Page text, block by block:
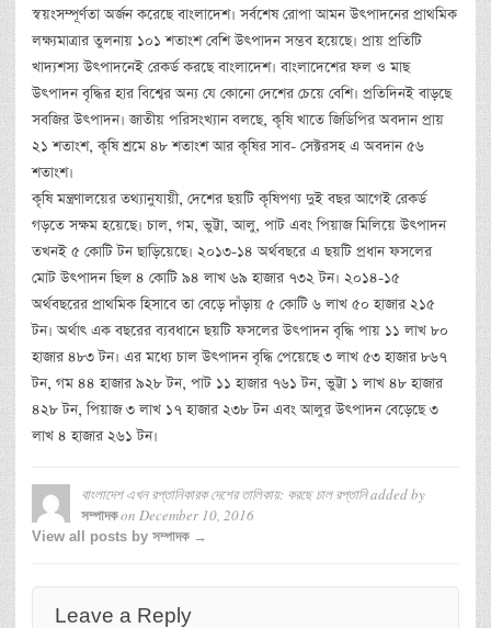
স্বয়ংসম্পূর্ণতা অর্জন করেছে বাংলাদেশ। সর্বশেষ রোপা আমন উৎপাদনের প্রাথমিক
লক্ষ্যমাত্রার তুলনায় ১০১ শতাংশ বেশি উৎপাদন সম্ভব হয়েছে। প্রায় প্রতিটি
খাদ্যশস্য উৎপাদনেই রেকর্ড করছে বাংলাদেশ। বাংলাদেশের ফল ও মাছ
উৎপাদন বৃদ্ধির হার বিশ্বের অন্য যে কোনো দেশের চেয়ে বেশি। প্রতিদিনই বাড়ছে
সবজির উৎপাদন। জাতীয় পরিসংখ্যান বলছে, কৃষি খাতে জিডিপির অবদান প্রায়
২১ শতাংশ, কৃষি শ্রমে ৪৮ শতাংশ আর কৃষির সাব- সেক্টরসহ এ অবদান ৫৬
শতাংশ।
কৃষি মন্ত্রণালয়ের তথ্যানুযায়ী, দেশের ছয়টি কৃষিপণ্য দুই বছর আগেই রেকর্ড
গড়তে সক্ষম হয়েছে। চাল, গম, ভুট্টা, আলু, পাট এবং পিয়াজ মিলিয়ে উৎপাদন
তখনই ৫ কোটি টন ছাড়িয়েছে। ২০১৩-১৪ অর্থবছরে এ ছয়টি প্রধান ফসলের
মোট উৎপাদন ছিল ৪ কোটি ৯৪ লাখ ৬৯ হাজার ৭৩২ টন। ২০১৪-১৫
অর্থবছরের প্রাথমিক হিসাবে তা বেড়ে দাঁড়ায় ৫ কোটি ৬ লাখ ৫০ হাজার ২১৫
টন। অর্থাৎ এক বছরের ব্যবধানে ছয়টি ফসলের উৎপাদন বৃদ্ধি পায় ১১ লাখ ৮০
হাজার ৪৮৩ টন। এর মধ্যে চাল উৎপাদন বৃদ্ধি পেয়েছে ৩ লাখ ৫৩ হাজার ৮৬৭
টন, গম ৪৪ হাজার ৯২৮ টন, পাট ১১ হাজার ৭৬১ টন, ভুট্টা ১ লাখ ৪৮ হাজার
৪২৮ টন, পিয়াজ ৩ লাখ ১৭ হাজার ২৩৮ টন এবং আলুর উৎপাদন বেড়েছে ৩
লাখ ৪ হাজার ২৬১ টন।
বাংলাদেশ এখন রপ্তানিকারক দেশের তালিকায়: করছে চাল রপ্তানিadded by
সম্পাদকon December 10, 2016
View all posts by সম্পাদক →
Leave a Reply